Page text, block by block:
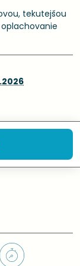
tekutejšou